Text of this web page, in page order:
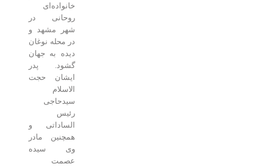
خانواده‌‌ای
روحانی در
شهر مشهد و
در محله نوغان
دیده به جهان
گشود. پدر
ایشان حجت
سیدحاجی
الساداتی و
همچنین مادر
وی سیده